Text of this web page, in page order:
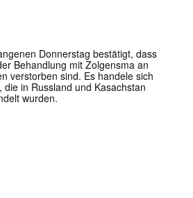
Donnerstag bestätigt, dass
Behandlung mit Zolgensma an
verstorben sind. Es handele sich
die in Russland und Kasachstan
wurden.